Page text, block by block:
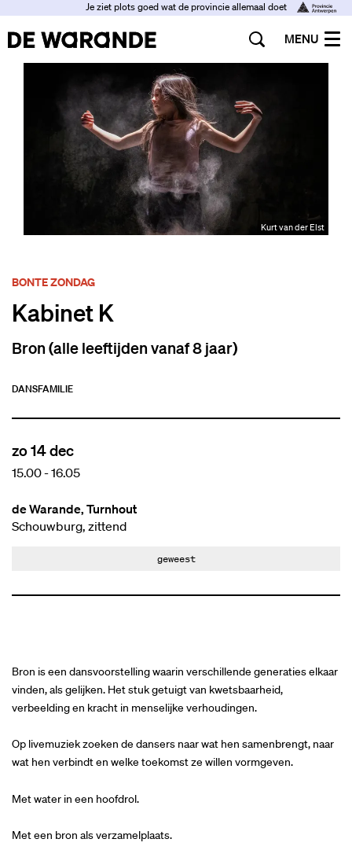
Je ziet plots goed wat de provincie allemaal doet
MENU
Kurt van der Elst
Kabinet K
Bron (alle leeftijden vanaf 8 jaar)
BONTE ZONDAG
DANSFAMILIE
zo 14 dec
15.00-16.05
de Warande, Turnhout
Schouwburg, zittend
geweest
Bron is een dansvoorstelling waarin verschillende generaties elkaar
vinden, als gelijken. Het stuk getuigt van kwetsbaarheid,
verbeelding en kracht in menselijke verhoudingen.
Op livemuziek zoeken de dansers naar wat hen samenbrengt, naar
wat hen verbindt en welke toekomst ze willen vormgeven.
Met water in een hoofdrol.
Met een bron als verzamelplaats.